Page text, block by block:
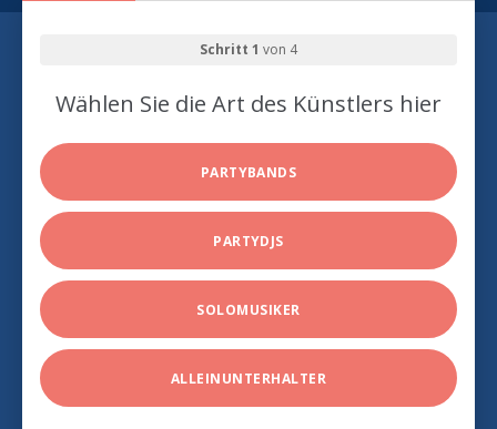
Schritt 1 von 4
Wählen Sie die Art des Künstlers hier
PARTYBANDS
PARTYDJS
SOLOMUSIKER
ALLEINUNTERHALTER